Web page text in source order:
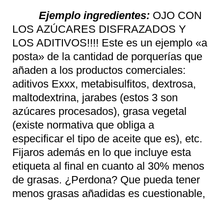
Ejemplo ingredientes: OJO CON
LOS AZÚCARES DISFRAZADOS Y
LOS ADITIVOS!!!! Este es un ejemplo «a
posta» de la cantidad de porquerías que
añaden a los productos comerciales:
aditivos Exxx, metabisulfitos, dextrosa,
maltodextrina, jarabes (estos 3 son
azúcares procesados), grasa vegetal
(existe normativa que obliga a
especificar el tipo de aceite que es), etc.
Fijaros además en lo que incluye esta
etiqueta al final en cuanto al 30% menos
de grasas. ¿Perdona? Que pueda tener
menos grasas añadidas es cuestionable,